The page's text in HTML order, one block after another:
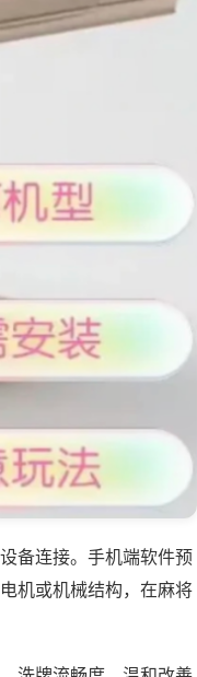
备连接。手机端软件预
机或机械结构，在麻将